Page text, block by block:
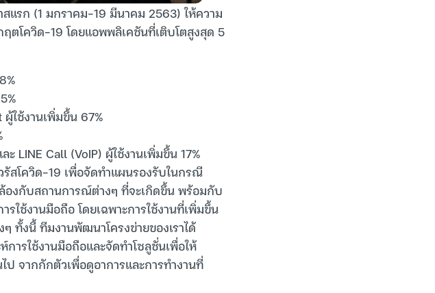
แรก (1 มกราคม-19 มีนาคม 2563) ให้ความ
ตโควิด-19 โดยแอพพลิเคชันที่เติบโตสูงสุด 5
ใช้งานเพิ่มขึ้น 67%
LINE Call (VoIP) ผู้ใช้งานเพิ่มขึ้น 17%
รัสโควิด-19 เพื่อจัดทำแผนรองรับในกรณี
องกับสถานการณ์ต่างๆ ที่จะเกิดขึ้น พร้อมกับ
รใช้งานมือถือ โดยเฉพาะการใช้งานที่เพิ่มขึ้น
ทั้งนี้ ทีมงานพัฒนาโครงข่ายของเราได้
ารใช้งานมือถือและจัดทำโซลูชั่นเพื่อให้
จากกักตัวเพื่อดูอาการและการทำงานที่